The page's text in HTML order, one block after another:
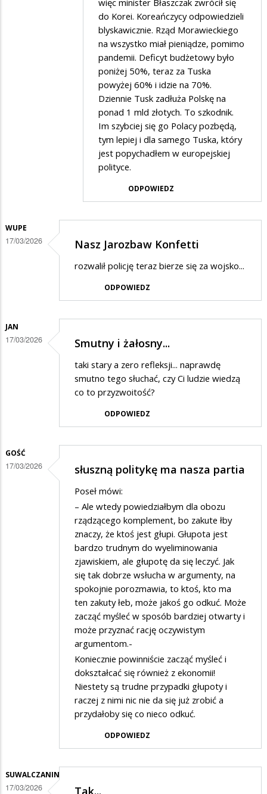
Koreańczykami
więc minister Błaszczak zwrócił się
do Korei. Koreańczycy odpowiedzieli
blyskawicznie. Rząd Morawieckiego
na wszystko miał pieniądze, pomimo
pandemii. Deficyt budżetowy było
poniżej 50%, teraz za Tuska
powyżej 60% i idzie na 70%.
Dziennie Tusk zadłuża Polskę na
ponad 1 mld złotych. To szkodnik.
Im szybciej się go Polacy pozbędą,
tym lepiej i dla samego Tuska, który
jest popychadłem w europejskiej
polityce.
ODPOWIEDZ
WUPE
17/03/2026 Nasz Jarozbaw Konfetti
rozwalił policję teraz bierze się za wojsko...
ODPOWIEDZ
JAN
17/03/2026 Smutny i żałosny...
taki stary a zero refleksji... naprawdę
smutno tego słuchać, czy Ci ludzie wiedzą
co to przyzwoitość?
ODPOWIEDZ
GOŚĆ
17/03/2026 słuszną politykę ma nasza partia
Poseł mówi:
– Ale wtedy powiedziałbym dla obozu
rządzącego komplement, bo zakute łby
znaczy, że ktoś jest głupi. Głupota jest
bardzo trudnym do wyeliminowania
zjawiskiem, ale głupotę da się leczyć. Jak
się tak dobrze wsłucha w argumenty, na
spokojnie porozmawia, to ktoś, kto ma
ten zakuty łeb, może jakoś go odkuć. Może
zacząć myśleć w sposób bardziej otwarty i
może przyznać rację oczywistym
argumentom.-
Koniecznie powinniście zacząć myśleć i
dokształcać się również z ekonomii!
Niestety są trudne przypadki głupoty i
raczej z nimi nic nie da się już zrobić a
przydałoby się co nieco odkuć.
ODPOWIEDZ
SUWALCZANIN
17/03/2026